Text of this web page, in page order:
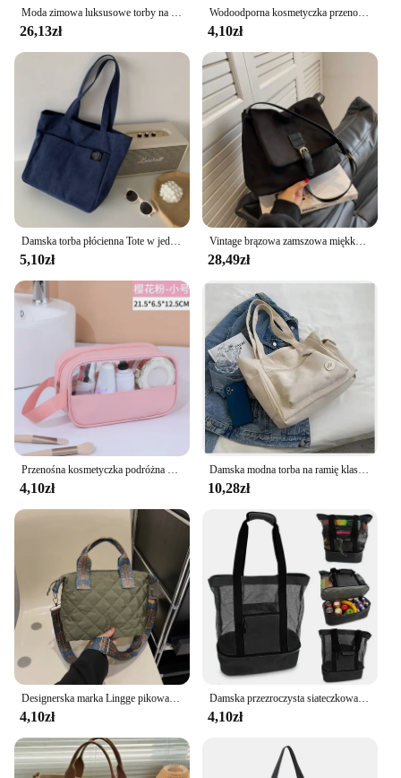
Moda zimowa luksusowe torby na ramię dla kobiet Retro Pu skórzana torba na ramię z klapką Lady Messenger torebka torebka z kopertówką
26,13zł
Wodoodporna kosmetyczka przenośna przenośna kosmetyczka damska o dużej pojemności Pu przezroczysta torba torba do przechowywania podróżna
4,10zł
Damska torba płócienna Tote w jednolitym kolorze designerska damska torba na ramię torebka na co dzień o dużej pojemności bawełniana torby plażowe wielokrotnego użytku na zakupy
5,10zł
Vintage brązowa zamszowa miękka skóra PU damskie torebki na ramię duża pojemność torba Crossbody torebka wysokiej jakości moda Hobo torebki
28,49zł
4,10zł
Damska modna torba na ramię klasy duża pojemność 2024 nowa płócienna torebka dla dojeżdżających do pracy damska torba
10,28zł
4,10zł
Damska przezroczysta siateczkowa torba o dużej pojemności Dwuwarstwowa ochrona termiczna Duże torby plażowe na piknik Tote Office Lunch Snacks Bag
4,10zł